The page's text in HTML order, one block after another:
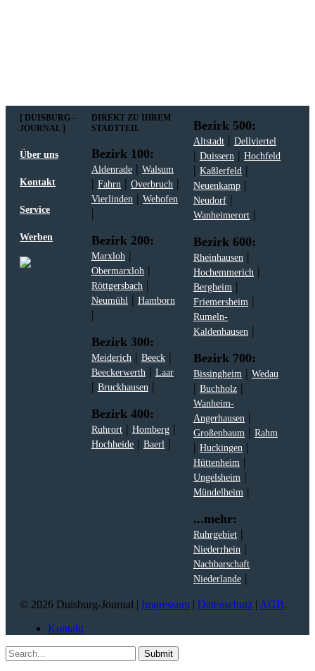
[ DUISBURG -
JOURNAL ]
Über uns
Kontakt
Service
Werben
DIREKT ZU IHREM
STADTTEIL
Bezirk 100:
Aldenrade| Walsum
| Fahrn | Overbruch |
Vierlinden | Wehofen
|
Bezirk 200:
Marxloh |
Obermarxloh |
Röttgersbach |
Neumühl | Hamborn
|
Bezirk 300:
Meiderich | Beeck|
Beeckerwerth | Laar
| Bruckhausen |
Bezirk 400:
Ruhrort| Homberg|
Hochheide| Baerl |
Bezirk 500:
Altstadt| Dellviertel
| Duissern | Hochfeld
| Kaßlerfeld |
Neuenkamp|
Neudorf|
Wanheimerort|
Bezirk 600:
Rheinhausen |
Hochemmerich |
Bergheim |
Friemersheim |
Rumeln-
Kaldenhausen |
Bezirk 700:
Bissingheim | Wedau
| Buchholz|
Wanheim-
Angerhausen |
Großenbaum | Rahm
| Huckingen |
Hüttenheim |
Ungelsheim |
Mündelheim |
...mehr:
Ruhrgebiet|
Niederrhein |
Nachbarschaft
Niederlande|
© 2026 Duisburg-Journal | Impressum | Datenschutz | AGB.
Kontakt
Submit